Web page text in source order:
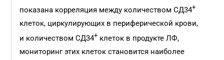
показана корреляция между количеством СД34+
клеток, циркулирующих в периферической крови,
и количеством СД34+ клеток в продукте ЛФ,
мониторинг этих клеток становится наиболее